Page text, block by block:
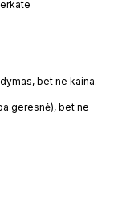
bet ne kaina.
geresnė), bet ne